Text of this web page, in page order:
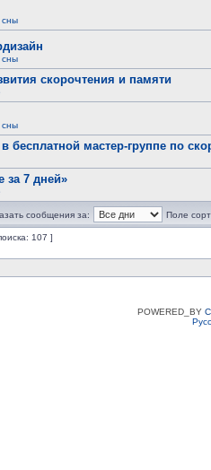
сны
сны
скорочтения и памяти
сны
бесплатной мастер-группе по
за 7 дней»
сообщения за: Поле
107 ]
POWERED_BY